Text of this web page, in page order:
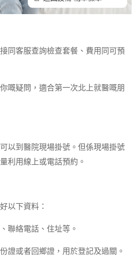
同客服查詢檢查套餐、費用同可預
嘅疑問，適合第一次北上就醫嘅朋
以到醫院現場掛號。但係現場掛號
利用線上或電話預約。
以下資料：
聯絡電話、住址等。
證或者回鄉證，用於登記及過關。